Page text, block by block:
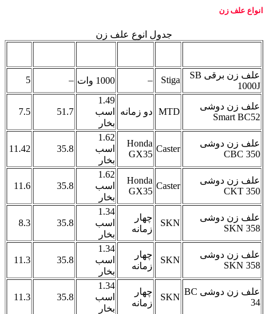
انواع علف زن
جدول انوع علف زن
علف زن برقی SB
1000J
Stiga
– 1000 وات –
5
علف زن دوشی
Smart BC52
MTD دو زمانه
1.49
اسب
بخار
51.7
7.5
علف زن دوشی
CBC 350
Caster
Honda
GX35
1.62
اسب
بخار
35.8
11.42
علف زن دوشی
CKT 350
Caster
Honda
GX35
1.62
اسب
بخار
35.8
11.6
علف زن دوشی
SKN 358
SKN
چهار
زمانه
1.34
اسب
بخار
35.8
8.3
علف زن دوشی
SKN 358
SKN
چهار
زمانه
1.34
اسب
بخار
35.8
11.3
علف زن دوشی BC
34
SKN
چهار
زمانه
1.34
اسب
بخار
35.8
11.3